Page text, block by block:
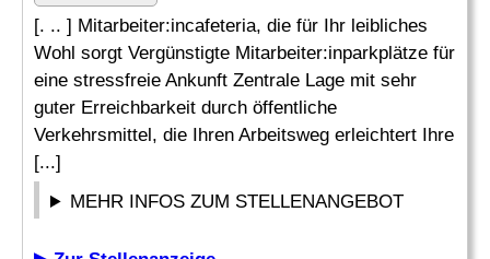
[. .. ] Mitarbeiter:incafeteria, die für Ihr leibliches
Wohl sorgt Vergünstigte Mitarbeiter:inparkplätze für
eine stressfreie Ankunft Zentrale Lage mit sehr
guter Erreichbarkeit durch öffentliche
Verkehrsmittel, die Ihren Arbeitsweg erleichtert Ihre
[...]
MEHR INFOS ZUM STELLENANGEBOT